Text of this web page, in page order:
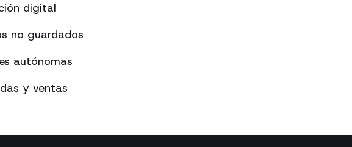
digital
no guardados
autónomas
y ventas